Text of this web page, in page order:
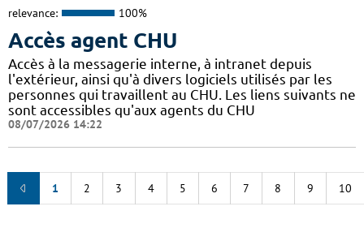
relevance: 100%
Accès agent CHU
Accès à la messagerie interne, à intranet depuis
l'extérieur, ainsi qu'à divers logiciels utilisés par les
personnes qui travaillent au CHU. Les liens suivants ne
sont accessibles qu'aux agents du CHU
08/07/2026 14:22
1 2 3 4 5 6 7 8 9 10